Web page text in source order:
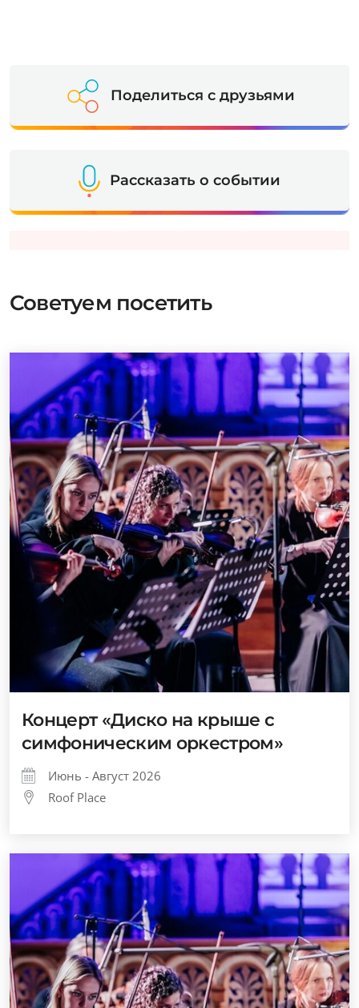
Поделиться с друзьями
Рассказать о событии
Советуем посетить
Концерт «Диско на крыше с
симфоническим оркестром»
Июнь - Август 2026
Roof Place